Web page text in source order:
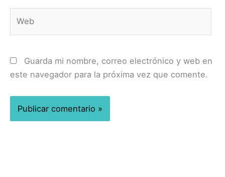
Guarda mi nombre, correo electrónico y web en
este navegador para la próxima vez que comente.